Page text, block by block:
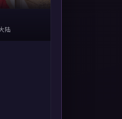
陆